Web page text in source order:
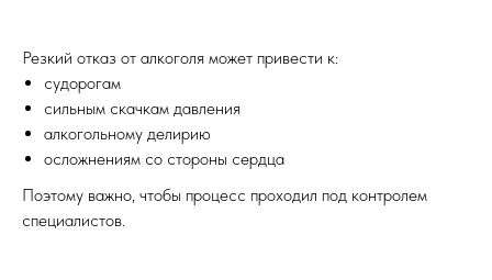
Резкий отказ от алкоголя может привести к:
судорогам
сильным скачкам давления
алкогольному делирию
осложнениям со стороны сердца
Поэтому важно, чтобы процесс проходил под контролем
специалистов.